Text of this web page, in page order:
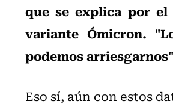
que se explica por el
variante Ómicron.
podemos arriesgarnos"
Eso sí, aún con estos